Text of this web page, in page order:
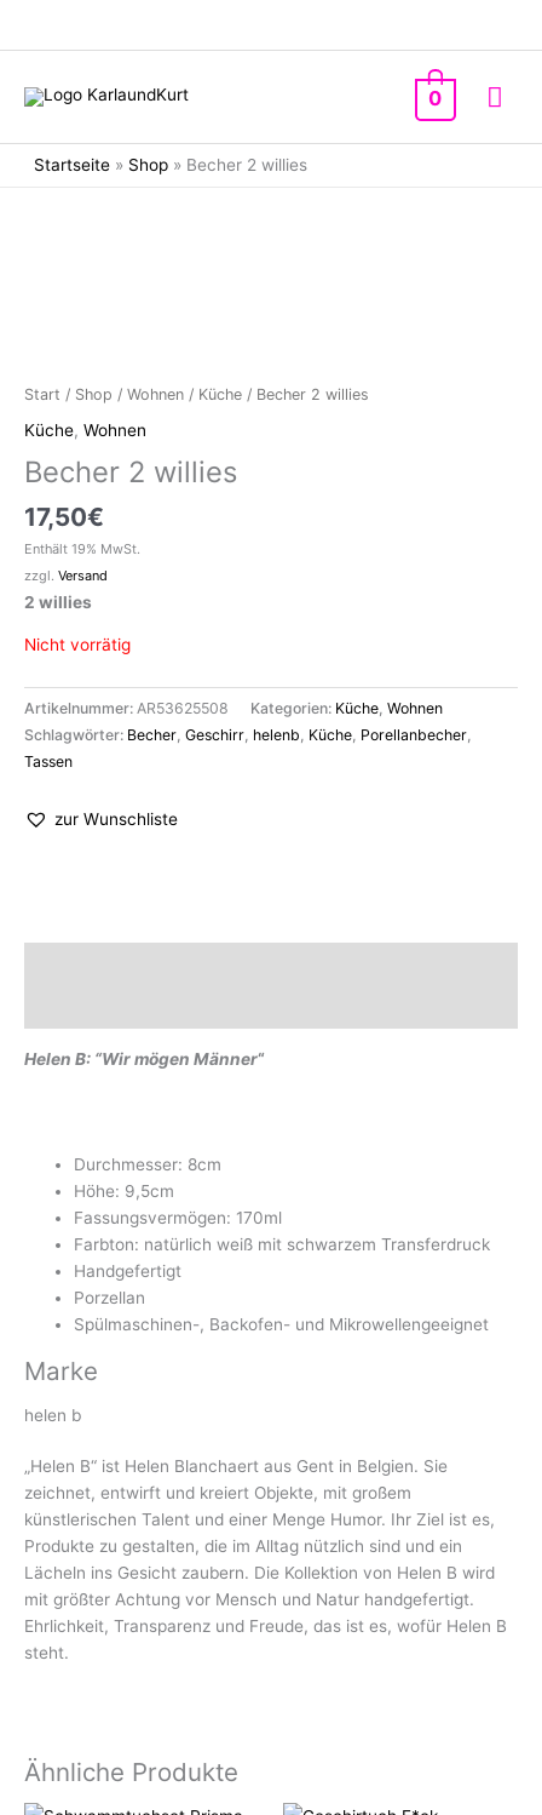
0
Startseite » Shop » Becher 2 willies
Start / Shop / Wohnen / Küche / Becher 2 willies
Küche, Wohnen
Becher 2 willies
17,50€
Enthält 19% MwSt.
zzgl. Versand
2 willies
Nicht vorrätig
Artikelnummer: AR53625508 Kategorien: Küche, Wohnen
Schlagwörter: Becher, Geschirr, helenb, Küche, Porellanbecher,
Tassen
zur Wunschliste
Helen B: “Wir mögen Männer“
Durchmesser: 8cm
Höhe: 9,5cm
Fassungsvermögen: 170ml
Farbton: natürlich weiß mit schwarzem Transferdruck
Handgefertigt
Porzellan
Spülmaschinen-, Backofen- und Mikrowellengeeignet
Marke
helen b
„Helen B“ ist Helen Blanchaert aus Gent in Belgien. Sie
zeichnet, entwirft und kreiert Objekte, mit großem
künstlerischen Talent und einer Menge Humor. Ihr Ziel ist es,
Produkte zu gestalten, die im Alltag nützlich sind und ein
Lächeln ins Gesicht zaubern. Die Kollektion von Helen B wird
mit größter Achtung vor Mensch und Natur handgefertigt.
Ehrlichkeit, Transparenz und Freude, das ist es, wofür Helen B
steht.
Ähnliche Produkte